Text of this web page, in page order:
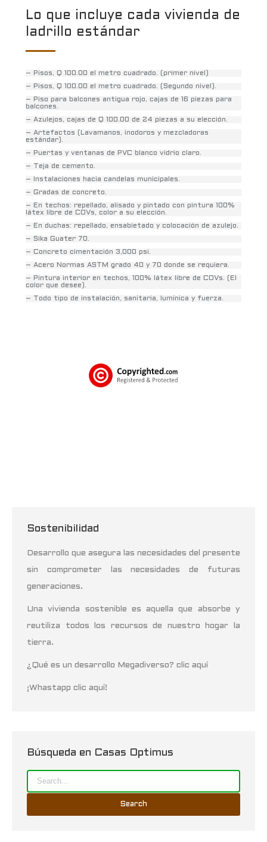
Lo que incluye cada vivienda de
ladrillo estándar
– Pisos, Q 100.00 el metro cuadrado. (primer nivel)
– Pisos, Q 100.00 el metro cuadrado. (Segundo nivel).
– Piso para balcones antigua rojo, cajas de 16 piezas para
balcones.
– Azulejos, cajas de Q 100.00 de 24 piezas a su elección.
– Artefactos (Lavamanos, inodoros y mezcladoras
estándar).
– Puertas y ventanas de PVC blanco vidrio claro.
– Teja de cemento.
– Instalaciones hacia candelas municipales.
– Gradas de concreto.
– En techos: repellado, alisado y pintado con pintura 100%
látex libre de COVs, color a su elección.
– En duchas: repellado, ensabietado y colocación de azulejo.
– Sika Guater 70.
– Concreto cimentación 3,000 psi.
– Acero Normas ASTM grado 40 y 70 donde se requiera.
– Pintura interior en techos, 100% látex libre de COVs. (El
color que desee).
– Todo tipo de instalación, sanitaria, lumínica y fuerza.
Sostenibilidad
Desarrollo que asegura las necesidades del presente
sin comprometer las necesidades de futuras
generaciones.
Una vivienda sostenible es aquella que absorbe y
reutiliza todos los recursos de nuestro hogar la
tierra.
¿Qué es un desarrollo Megadiverso? clic aquí
¡Whastapp clic aquí!
Búsqueda en Casas Optimus